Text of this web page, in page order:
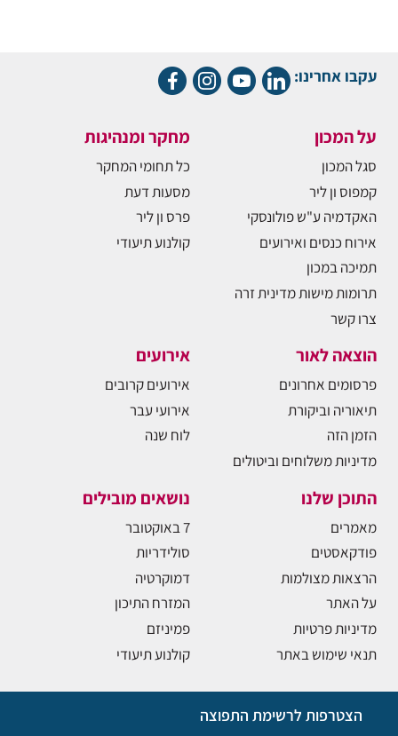
עקבו אחרינו:
על המכון
סגל המכון
קמפוס ון ליר
האקדמיה ע"ש פולונסקי
אירוח כנסים ואירועים
תמיכה במכון
תרומות מישות מדינית זרה
צרו קשר
מחקר ומנהיגות
כל תחומי המחקר
מסעות דעת
פרס ון ליר
קולנוע תיעודי
הוצאה לאור
פרסומים אחרונים
תיאוריה וביקורת
הזמן הזה
מדיניות משלוחים וביטולים
אירועים
אירועים קרובים
אירועי עבר
לוח שנה
התוכן שלנו
מאמרים
פודקאסטים
הרצאות מצולמות
על האתר
מדיניות פרטיות
תנאי שימוש באתר
נושאים מובילים
7 באוקטובר
סולידריות
דמוקרטיה
המזרח התיכון
פמיניזם
קולנוע תיעודי
הצטרפות לרשימת התפוצה